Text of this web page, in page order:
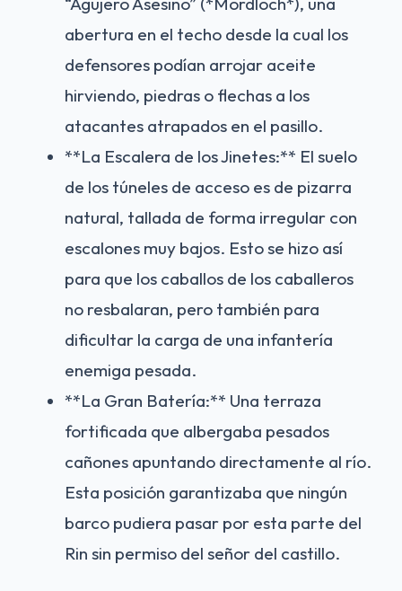
abertura en el techo desde la cual los
defensores podían arrojar aceite
hirviendo, piedras o flechas a los
atacantes atrapados en el pasillo.
**La Escalera de los Jinetes:** El suelo
de los túneles de acceso es de pizarra
natural, tallada de forma irregular con
escalones muy bajos. Esto se hizo así
para que los caballos de los caballeros
no resbalaran, pero también para
dificultar la carga de una infantería
enemiga pesada.
**La Gran Batería:** Una terraza
fortificada que albergaba pesados
cañones apuntando directamente al río.
Esta posición garantizaba que ningún
barco pudiera pasar por esta parte del
Rin sin permiso del señor del castillo.